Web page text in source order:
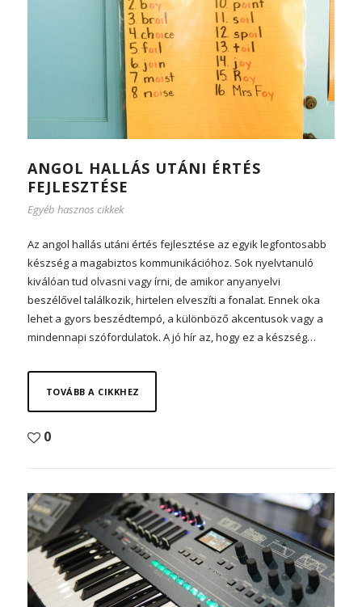
ANGOL HALLÁS UTÁNI ÉRTÉS
FEJLESZTÉSE
Egyéb hasznos cikkek
Az angol hallás utáni értés fejlesztése az egyik legfontosabb
készség a magabiztos kommunikációhoz. Sok nyelvtanuló
kiválóan tud olvasni vagy írni, de amikor anyanyelvi
beszélővel találkozik, hirtelen elveszíti a fonalat. Ennek oka
lehet a gyors beszédtempó, a különböző akcentusok vagy a
mindennapi szófordulatok. A jó hír az, hogy ez a készség…
TOVÁBB A CIKKHEZ
0